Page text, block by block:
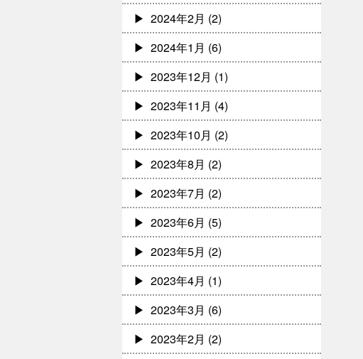
2024年2月 (2)
2024年1月 (6)
2023年12月 (1)
2023年11月 (4)
2023年10月 (2)
2023年8月 (2)
2023年7月 (2)
2023年6月 (5)
2023年5月 (2)
2023年4月 (1)
2023年3月 (6)
2023年2月 (2)